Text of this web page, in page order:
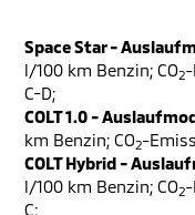
Space Star -
l/100 km Benzin; CO2-
C-D;
COLT 1.0 -
km Benzin; CO2-
COLT Hybrid -
l/100 km Benzin; CO2-
C;